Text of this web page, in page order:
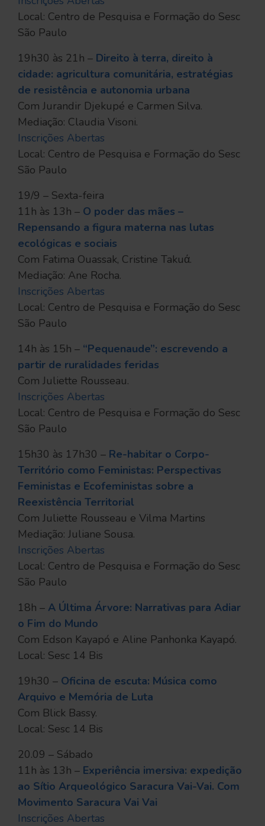
Local: Centro de Pesquisa e Formação do Sesc
São Paulo
19h30 às 21h – Direito à terra, direito à
cidade: agricultura comunitária, estratégias
de resistência e autonomia urbana
Com Jurandir Djekupé e Carmen Silva.
Mediação: Claudia Visoni.
Inscrições Abertas
Local: Centro de Pesquisa e Formação do Sesc
São Paulo
19/9 – Sexta-feira
11h às 13h – O poder das mães –
Repensando a figura materna nas lutas
ecológicas e sociais
Com Fatima Ouassak, Cristine Takuά.
Mediação: Ane Rocha.
Inscrições Abertas
Local: Centro de Pesquisa e Formação do Sesc
São Paulo
14h às 15h – “Pequenaude”: escrevendo a
partir de ruralidades feridas
Com Juliette Rousseau.
Inscrições Abertas
Local: Centro de Pesquisa e Formação do Sesc
São Paulo
15h30 às 17h30 – Re-habitar o Corpo-
Território como Feministas: Perspectivas
Feministas e Ecofeministas sobre a
Reexistência Territorial
Com Juliette Rousseau e Vilma Martins
Mediação: Juliane Sousa.
Inscrições Abertas
Local: Centro de Pesquisa e Formação do Sesc
São Paulo
18h – A Última Árvore: Narrativas para Adiar
o Fim do Mundo
Com Edson Kayapó e Aline Panhonka Kayapó.
Local: Sesc 14 Bis
19h30 – Oficina de escuta: Música como
Arquivo e Memória de Luta
Com Blick Bassy.
Local: Sesc 14 Bis
20.09 – Sábado
11h às 13h – Experiência imersiva: expedição
ao Sítio Arqueológico Saracura Vai-Vai. Com
Movimento Saracura Vai Vai
Inscrições Abertas